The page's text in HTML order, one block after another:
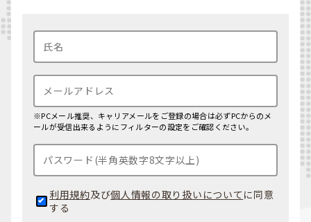
※PCメール推奨、キャリアメールをご登録の場合は必ずPCからのメ
ールが受信出来るようにフィルターの設定をご確認ください。
利用規約及び個人情報の取り扱いについて に同意
する